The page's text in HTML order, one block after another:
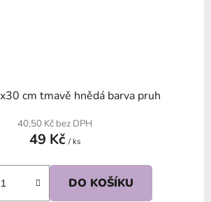
cm tmavě hnědá barva pruh
40,50 Kč bez DPH
49 Kč / ks
DO KOŠÍKU